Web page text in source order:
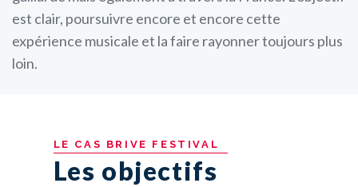
est clair, poursuivre encore et encore cette
expérience musicale et la faire rayonner toujours plus
loin.
LE CAS BRIVE FESTIVAL
Les objectifs